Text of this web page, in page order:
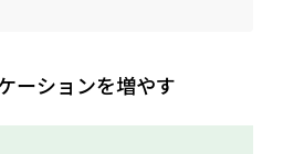
ーションを増やす